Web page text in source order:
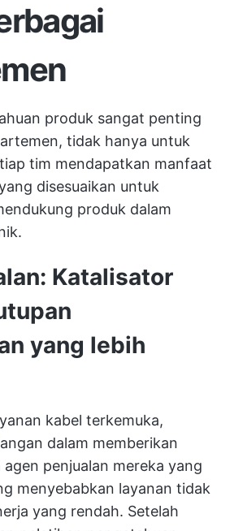
produk sangat penting
tidak hanya untuk
tim mendapatkan manfaat
disesuaikan untuk
produk dalam
Katalisator
yang lebih
kabel terkemuka,
dalam memberikan
penjualan mereka yang
menyebabkan layanan tidak
yang rendah. Setelah